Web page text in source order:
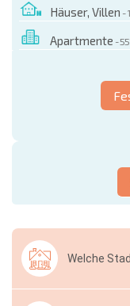
Häuser, Villen -
Apartmente -
Welche